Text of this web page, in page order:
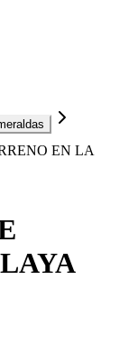
EN LA